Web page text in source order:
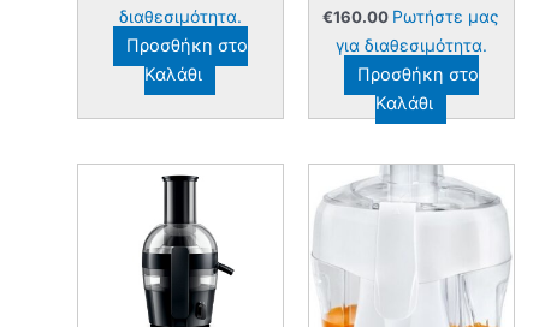
διαθεσιμότητα.
Προσθήκη στο
Καλάθι
€160.00 Ρωτήστε μας
για διαθεσιμότητα.
Προσθήκη στο
Καλάθι